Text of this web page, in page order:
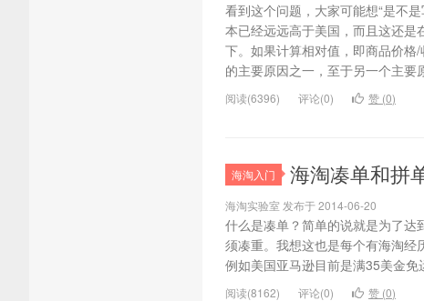
看到这个问题，大家可能想“是不
本已经远远高于美国，而且这还
下。如果计算相对值，即商品价格
的主要原因之一，至于另一个主要
阅读(6396) 评论(0) 赞 (0)
海淘入门 海淘凑单和拼
海淘实验室 发布于 2014-06-20
什么是凑单？简单的说就是为了
须凑重。我想这也是每个有海淘经
例如美国亚马逊目前是满35美金
阅读(8162) 评论(0) 赞 (0)